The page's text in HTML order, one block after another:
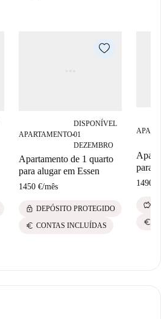
APARTAMENTO■
DISPONÍVEL
01
DEZEMBRO
Apartamento de 1 quarto
para alugar em Essen
1450 €/mês
lock DEPÓSITO PROTEGIDO
euro CONTAS INCLUÍDAS
para
1490 €
savings
euro